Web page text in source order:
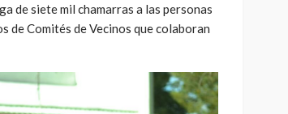
de siete mil chamarras a las personas
de Comités de Vecinos que colaboran